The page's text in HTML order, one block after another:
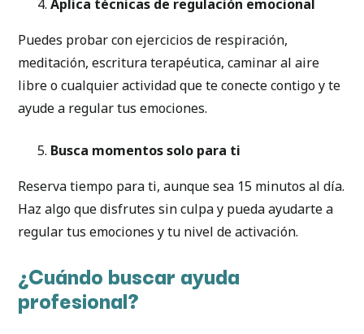
Aplica técnicas de regulación emocional
Puedes probar con ejercicios de respiración,
meditación, escritura terapéutica, caminar al aire
libre o cualquier actividad que te conecte contigo y te
ayude a regular tus emociones.
Busca momentos solo para ti
Reserva tiempo para ti, aunque sea 15 minutos al día.
Haz algo que disfrutes sin culpa y pueda ayudarte a
regular tus emociones y tu nivel de activación.
¿Cuándo buscar ayuda
profesional?